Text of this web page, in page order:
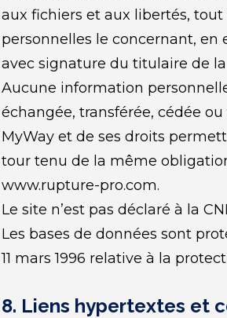
aux fichiers et aux libertés, tout
personnelles le concernant, en
avec signature du titulaire de
Aucune information
échangée, transférée, cédée
MyWay et de ses droits
tour tenu de la même
www.rupture-pro.com.
Le site n’est pas déclaré à la
Les bases de données sont
11 mars 1996 relative à la
8. Liens hypertextes et